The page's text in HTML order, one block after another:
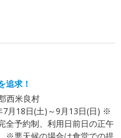
追求！
西米良村
7月18日(土)～9月13日(日) ※
全予約制、利用日前日の正午
※悪天候の場合は食堂での提